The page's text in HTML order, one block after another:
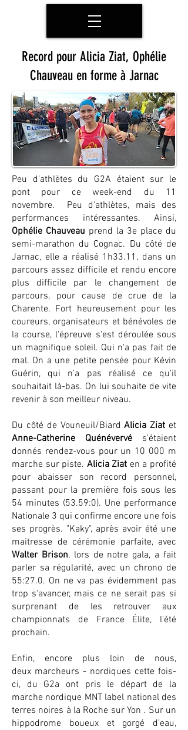
Record pour Alicia Ziat, Ophélie
Chauveau en forme à Jarnac
Peu d'athlètes du G2A étaient sur le
pont pour ce week-end du 11
novembre. Peu d'athlètes, mais des
performances intéressantes. Ainsi,
Ophélie Chauveau prend la 3e place du
semi-marathon du Cognac. Du côté de
Jarnac, elle a réalisé 1h33.11, dans un
parcours assez difficile et rendu encore
plus difficile par le changement de
parcours, pour cause de crue de la
Charente. Fort heureusement pour les
coureurs, organisateurs et bénévoles de
la course, l'épreuve s'est déroulée sous
un magnifique soleil. Qui n'a pas fait de
mal. On a une petite pensée pour Kévin
Guérin, qui n'a pas réalisé ce qu'il
souhaitait là-bas. On lui souhaite de vite
revenir à son meilleur niveau.
Du côté de Vouneuil/BiardAlicia Ziat et
Anne-Catherine Quénévervé s'étaient
donnés rendez-vous pour un 10 000 m
marche sur piste. Alicia Ziat en a profité
pour abaisser son record personnel,
passant pour la première fois sous les
54 minutes (53.59:0). Une performance
Nationale 3 qui confirme encore une fois
ses progrès. "Kaky", après avoir été une
maitresse de cérémonie parfaite, avec
Walter Brison, lors de notre gala, a fait
parler sa régularité, avec un chrono de
55:27.0. On ne va pas évidemment pas
trop s'avancer, mais ce ne serait pas si
surprenant de les retrouver aux
championnats de France Élite, l'été
prochain.
Enfin, encore plus loin de nous,
deux marcheurs - nordiques cette fois-
ci, du G2a ont pris le départ de la
marche nordique MNT label national des
terres noires à la Roche sur Yon . Sur un
hippodrome boueux et gorgé d’eau,